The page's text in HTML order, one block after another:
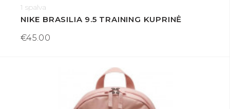
1 spalva
NIKE BRASILIA 9.5 TRAINING KUPRINĖ
€45.00